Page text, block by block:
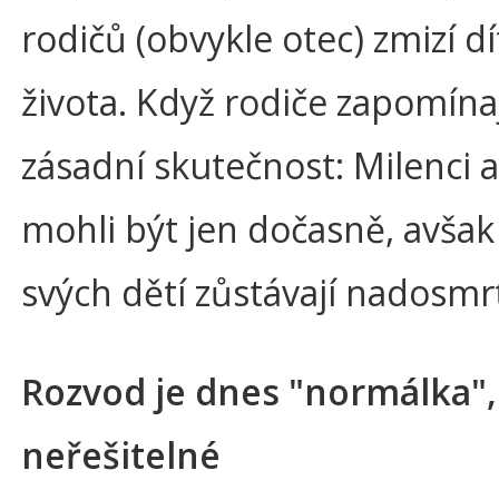
rodičů (obvykle otec) zmizí
života. Když rodiče
zásadní skutečnost: Milenci
mohli být jen dočasně,
svých dětí zůstávají
Rozvod je dnes
neřešitelné